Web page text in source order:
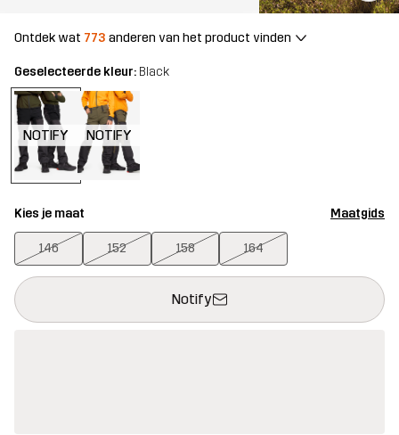
Ontdek wat 773 anderen van het product vinden
Geselecteerde kleur: Black
NOTIFY NOTIFY
Kies je maat Maatgids
146 152 158 164
Notify
Deze knop opent een modal met de bevestiging van een
{{size}} niet beschikbaar